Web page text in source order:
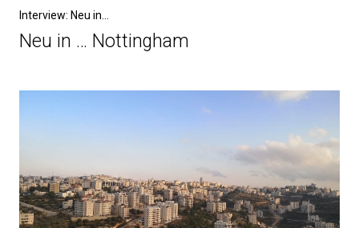
Interview: Neu in...
Neu in … Nottingham